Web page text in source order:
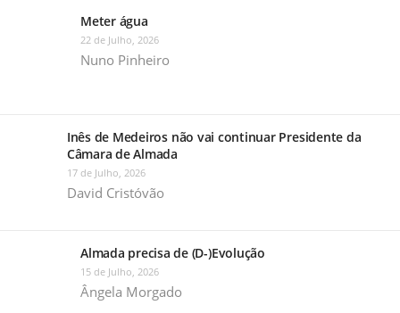
Meter água
22 de Julho, 2026
Nuno Pinheiro
Inês de Medeiros não vai continuar Presidente da
Câmara de Almada
17 de Julho, 2026
David Cristóvão
Almada precisa de (D-)Evolução
15 de Julho, 2026
Ângela Morgado